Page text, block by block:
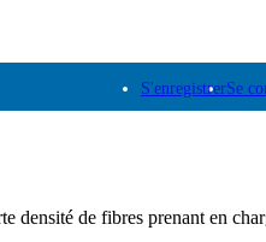
S'enregistrerSe
densité de fibres prenant en